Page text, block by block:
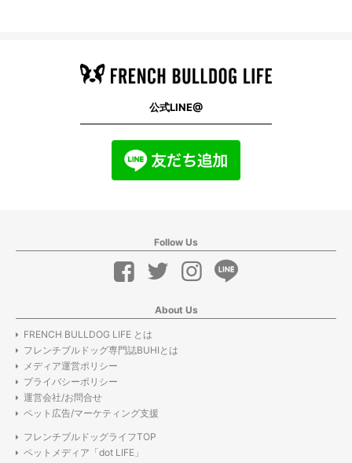
公式LINE@
Follow Us
About Us
FRENCH BULLDOG LIFE とは
フレンチブルドッグ専門誌BUHIとは
メディア運営ポリシー
プライバシーポリシー
運営会社/お問合せ
ペット広告/マーケティング支援
フレンチブルドッグライフTOP
ペットメディア「dot LIFE」